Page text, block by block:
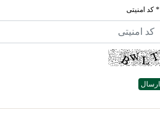
* کد امنیتی